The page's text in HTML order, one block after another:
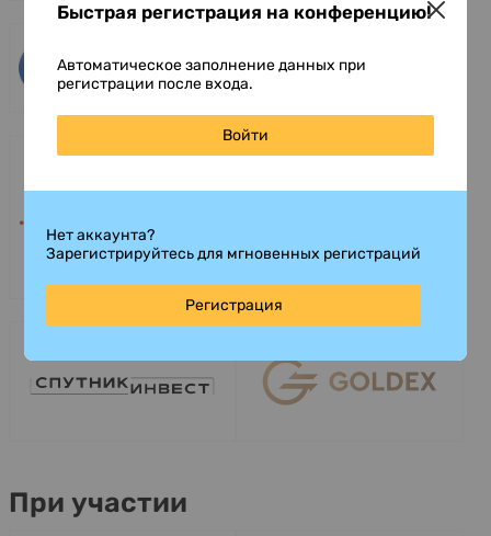
При участии
Быстрая регистрация на конференцию!
Автоматическое заполнение данных при
регистрации после входа.
Войти
Нет аккаунта?
Зарегистрируйтесь для мгновенных регистраций
Регистрация